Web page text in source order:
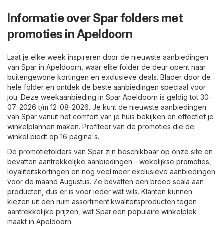
Informatie over Spar folders met
promoties in Apeldoorn
Laat je elke week inspireren door de nieuwste aanbiedingen
van Spar in Apeldoorn, waar elke folder de deur opent naar
buitengewone kortingen en exclusieve deals. Blader door de
hele folder en ontdek de beste aanbiedingen speciaal voor
jou. Deze weekaanbieding in Spar Apeldoorn is geldig tot 30-
07-2026 t/m 12-08-2026. Je kunt de nieuwste aanbiedingen
van Spar vanuit het comfort van je huis bekijken en effectief je
winkelplannen maken. Profiteer van de promoties die de
winkel biedt op 16 pagina's.
De promotiefolders van Spar zijn beschikbaar op onze site en
bevatten aantrekkelijke aanbiedingen - wekelijkse promoties,
loyaliteitskortingen en nog veel meer exclusieve aanbiedingen
voor de maand Augustus. Ze bevatten een breed scala aan
producten, dus er is voor ieder wat wils. Klanten kunnen
kiezen uit een ruim assortiment kwaliteitsproducten tegen
aantrekkelijke prijzen, wat Spar een populaire winkelplek
maakt in Apeldoorn.